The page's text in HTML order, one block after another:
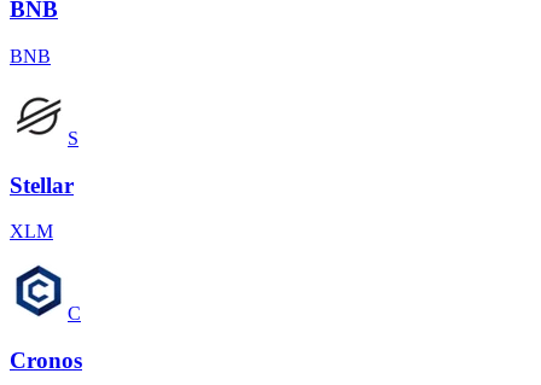
BNB
BNB
S
Stellar
XLM
C
Cronos